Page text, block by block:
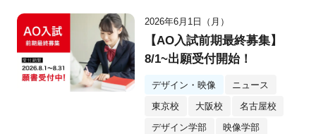
2026年6月1日（月）
【AO入試前期最終募集】
8/1~出願受付開始！
デザイン・映像 ニュース
東京校 大阪校 名古屋校
デザイン学部 映像学部